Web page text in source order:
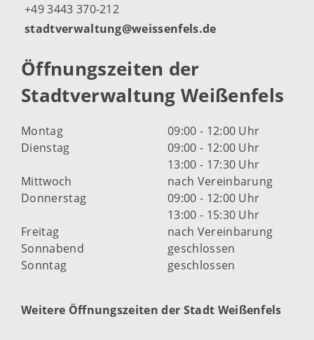
+49 3443 370-212
stadtverwaltung@weissenfels.de
Öffnungszeiten der
Stadtverwaltung Weißenfels
Montag
09:00 - 12:00 Uhr
Dienstag
09:00 - 12:00 Uhr
13:00 - 17:30 Uhr
Mittwoch
nach Vereinbarung
Donnerstag
09:00 - 12:00 Uhr
13:00 - 15:30 Uhr
Freitag
nach Vereinbarung
Sonnabend
geschlossen
Sonntag
geschlossen
Weitere Öffnungszeiten der Stadt Weißenfels